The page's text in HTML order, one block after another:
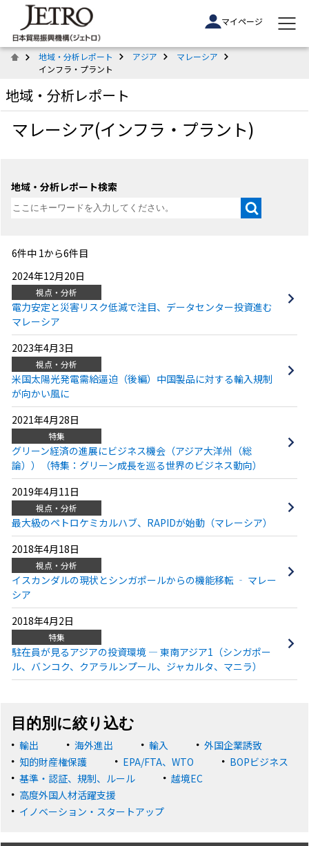
マイページ
地域・分析レポート アジア
マレーシア
インフラ・プラント
地域・分析レポート
マレーシア(インフラ・プラント)
地域・分析レポート検索
6件中 1から6件目
2024年12月20日
視点・分析
電力安定と災害リスク低減で注目、データセンター投資進む
マレーシア
2023年4月3日
視点・分析
米国太陽光発電需給逼迫（後編）中国製品に対する輸入規制
が向かい風に
2021年4月28日
特集
グリーン経済の進展にビジネス機会（アジア大洋州（総
論））（特集：グリーン成長を巡る世界のビジネス動向）
2019年4月11日
視点・分析
最大級のペトロケミカルハブ、RAPIDが始動（マレーシア）
2018年4月18日
視点・分析
イスカンダルの現状とシンガポールからの機能移転 ‐ マレー
シア
2018年4月2日
特集
駐在員が見るアジアの投資環境 ― 東南アジア1（シンガポー
ル、バンコク、クアラルンプール、ジャカルタ、マニラ）
目的別に絞り込む
輸出 海外進出 輸入
外国企業誘致
知的財産権保護
EPA/FTA、WTO
BOPビジネス
基準・認証、規制、ルール
越境EC
高度外国人材活躍支援
イノベーション・スタートアップ